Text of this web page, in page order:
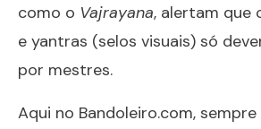
como o Vajrayana, alertam que
e yantras (selos visuais) só
por mestres.
Aqui no Bandoleiro.com,